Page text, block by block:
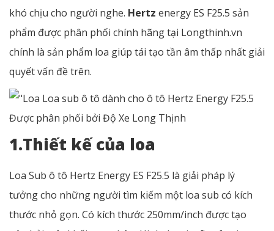
khó chịu cho người nghe. Hertz energy ES F25.5 sản
phẩm được phân phối chính hãng tại Longthinh.vn
chính là sản phẩm loa giúp tái tạo tần âm thấp nhất giải
quyết vấn đề trên.
Loa sub ô tô dành cho ô tô Hertz Energy F25.5
Được phân phối bởi Độ Xe Long Thịnh
1.Thiết kế của loa
Loa Sub ô tô Hertz Energy ES F25.5 là giải pháp lý
tưởng cho những người tìm kiếm một loa sub có kích
thước nhỏ gọn. Có kích thước 250mm/inch được tạo